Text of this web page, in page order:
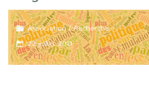
Association/Recherche
22 juillet 2011